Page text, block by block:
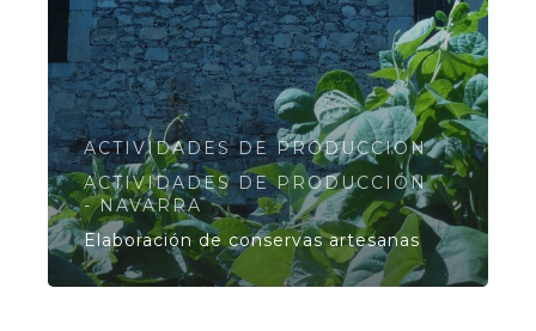
ACTIVIDADES DE PRODUCCIÓN
ACTIVIDADES DE PRODUCCIÓN
- NAVARRA
Elaboración de conservas artesanas